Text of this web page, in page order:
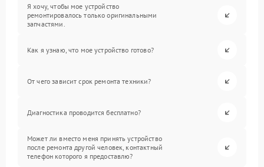
Я хочу, чтобы мое устройство
ремонтировалось только оригинальными
запчастями.
Как я узнаю, что мое устройство готово?
От чего зависит срок ремонта техники?
Диагностика проводится бесплатно?
Может ли вместо меня принять устройство
после ремонта другой человек, контактный
телефон которого я предоставлю?